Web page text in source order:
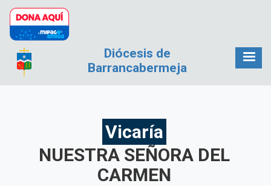
Pasar al contenido principal
Diócesis de
Barrancabermeja
Vicaría
NUESTRA SEÑORA DEL
CARMEN